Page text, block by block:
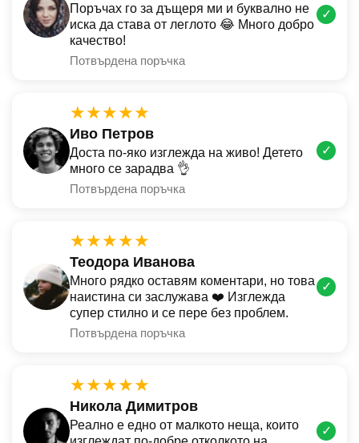
Поръчах го за дъщеря ми и буквално не
иска да става от леглото 😂 Много добро
качество!
Потвърдена поръчка
✓
★★★★★
Иво Петров
Доста по-яко изглежда на живо! Детето
много се зарадва 👌
Потвърдена поръчка
✓
★★★★★
Теодора Иванова
Много рядко оставям коментари, но това
наистина си заслужава ❤️ Изглежда
супер стилно и се пере без проблем.
Потвърдена поръчка
✓
★★★★★
Никола Димитров
Реално е едно от малкото неща, които
✓